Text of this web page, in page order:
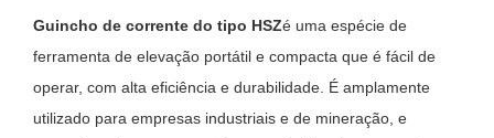
Guincho de corrente do tipo HSZé uma espécie de
ferramenta de elevação portátil e compacta que é fácil de
operar, com alta eficiência e durabilidade. É amplamente
utilizado para empresas industriais e de mineração, e